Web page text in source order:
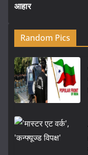
आहार
Random Pics